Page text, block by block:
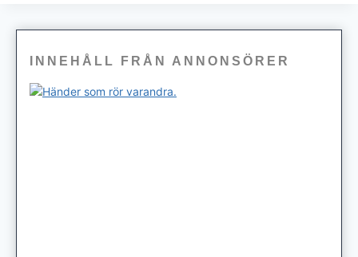
INNEHÅLL FRÅN ANNONSÖRER